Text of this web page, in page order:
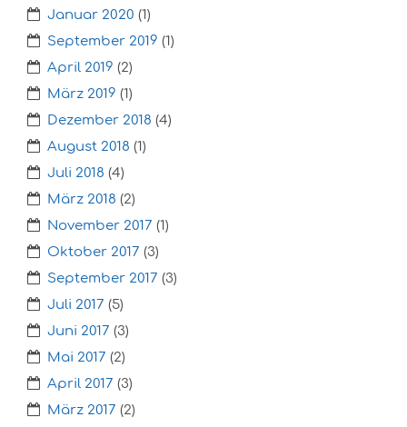
Januar 2020 (1)
September 2019 (1)
April 2019 (2)
März 2019 (1)
Dezember 2018 (4)
August 2018 (1)
Juli 2018 (4)
März 2018 (2)
November 2017 (1)
Oktober 2017 (3)
September 2017 (3)
Juli 2017 (5)
Juni 2017 (3)
Mai 2017 (2)
April 2017 (3)
März 2017 (2)